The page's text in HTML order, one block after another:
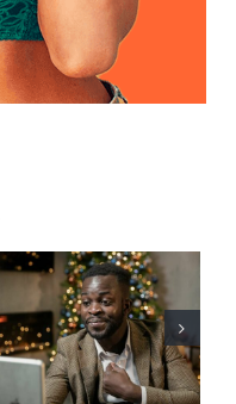
Cómo
ocultar
seguidores
en LinkedIn
para